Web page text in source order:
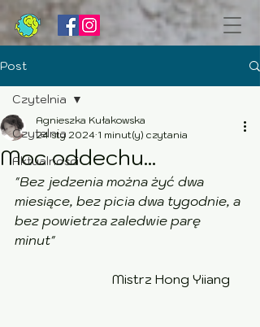
Post
Czytelnia
Aktualności
Czytelnia
Moc oddechu...
Agnieszka Kułakowska
24 sty 2024 1 minut(y) czytania
"Bez jedzenia można żyć dwa
miesiące, bez picia dwa tygodnie, a
bez powietrza zaledwie parę
minut"
			Mistrz Hong Yiiang